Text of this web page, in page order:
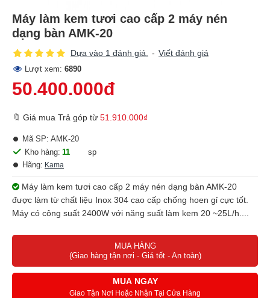
Máy làm kem tươi cao cấp 2 máy nén
dạng bàn AMK-20
Dựa vào 1 đánh giá. - Viết đánh giá
Lượt xem: 6890
50.400.000đ
🔖 Giá mua Trả góp từ 51.910.000₫
Kho hàng: 11
sp
Hãng: Kama
Mã SP: AMK-20
Máy làm kem tươi cao cấp 2 máy nén dạng bàn AMK-20
được làm từ chất liệu Inox 304 cao cấp chống hoen gỉ cực tốt.
Máy có công suất 2400W với năng suất làm kem 20 ~25L/h....
MUA HÀNG
(Giao hàng tận nơi - Giá tốt - An toàn)
MUA NGAY
Giao Tận Nơi Hoặc Nhận Tại Cửa Hàng